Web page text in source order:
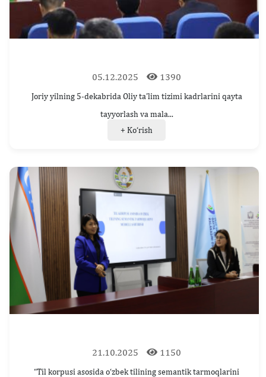
05.12.2025 1390
Joriy yilning 5-dekabrida Oliy ta'lim tizimi kadrlarini qayta
tayyorlash va mala...
+ Ko‘rish
21.10.2025 1150
“Til korpusi asosida o‘zbek tilining semantik tarmoqlarini